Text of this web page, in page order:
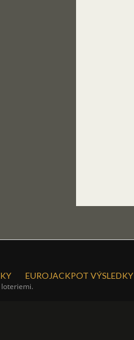
EUROJACKPOT VÝSLEDKY